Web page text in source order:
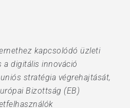
kapcsolódó üzleti
a digitális innováció
stratégia végrehajtását,
Bizottság (EB)